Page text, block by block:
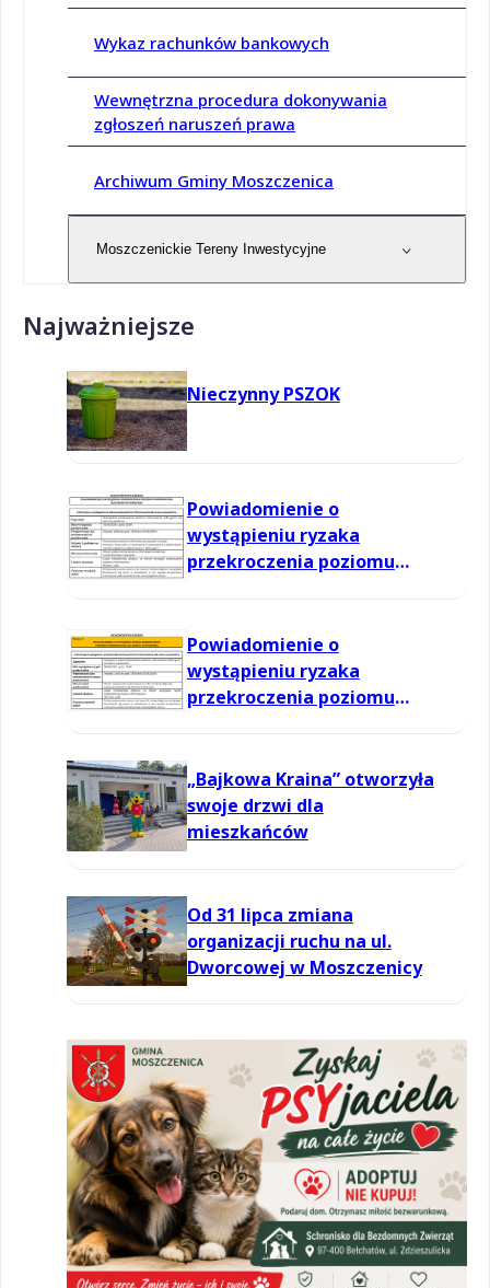
Wykaz rachunków bankowych
Wewnętrzna procedura dokonywania
zgłoszeń naruszeń prawa
Archiwum Gminy Moszczenica
Moszczenickie Tereny Inwestycyjne
Najważniejsze
Nieczynny PSZOK
Powiadomienie o
wystąpieniu ryzaka
przekroczenia poziomu
Powiadomienie o
wystąpieniu ryzaka
przekroczenia poziomu
„Bajkowa Kraina” otworzyła
swoje drzwi dla
mieszkańców
Od 31 lipca zmiana
organizacji ruchu na ul.
Dworcowej w Moszczenicy